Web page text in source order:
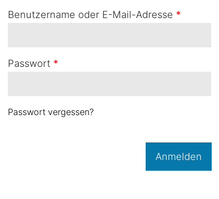
Benutzername oder E-Mail-Adresse *
Passwort *
Passwort vergessen?
Anmelden